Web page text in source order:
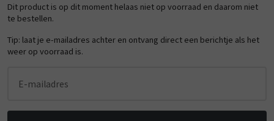
Dit product is op dit moment helaas niet op voorraad en daarom niet
te bestellen.
Tip: laat je e-mailadres achter en ontvang direct een berichtje als het
weer op voorraad is.
E-mailadres